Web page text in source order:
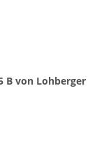
B von Lohberger